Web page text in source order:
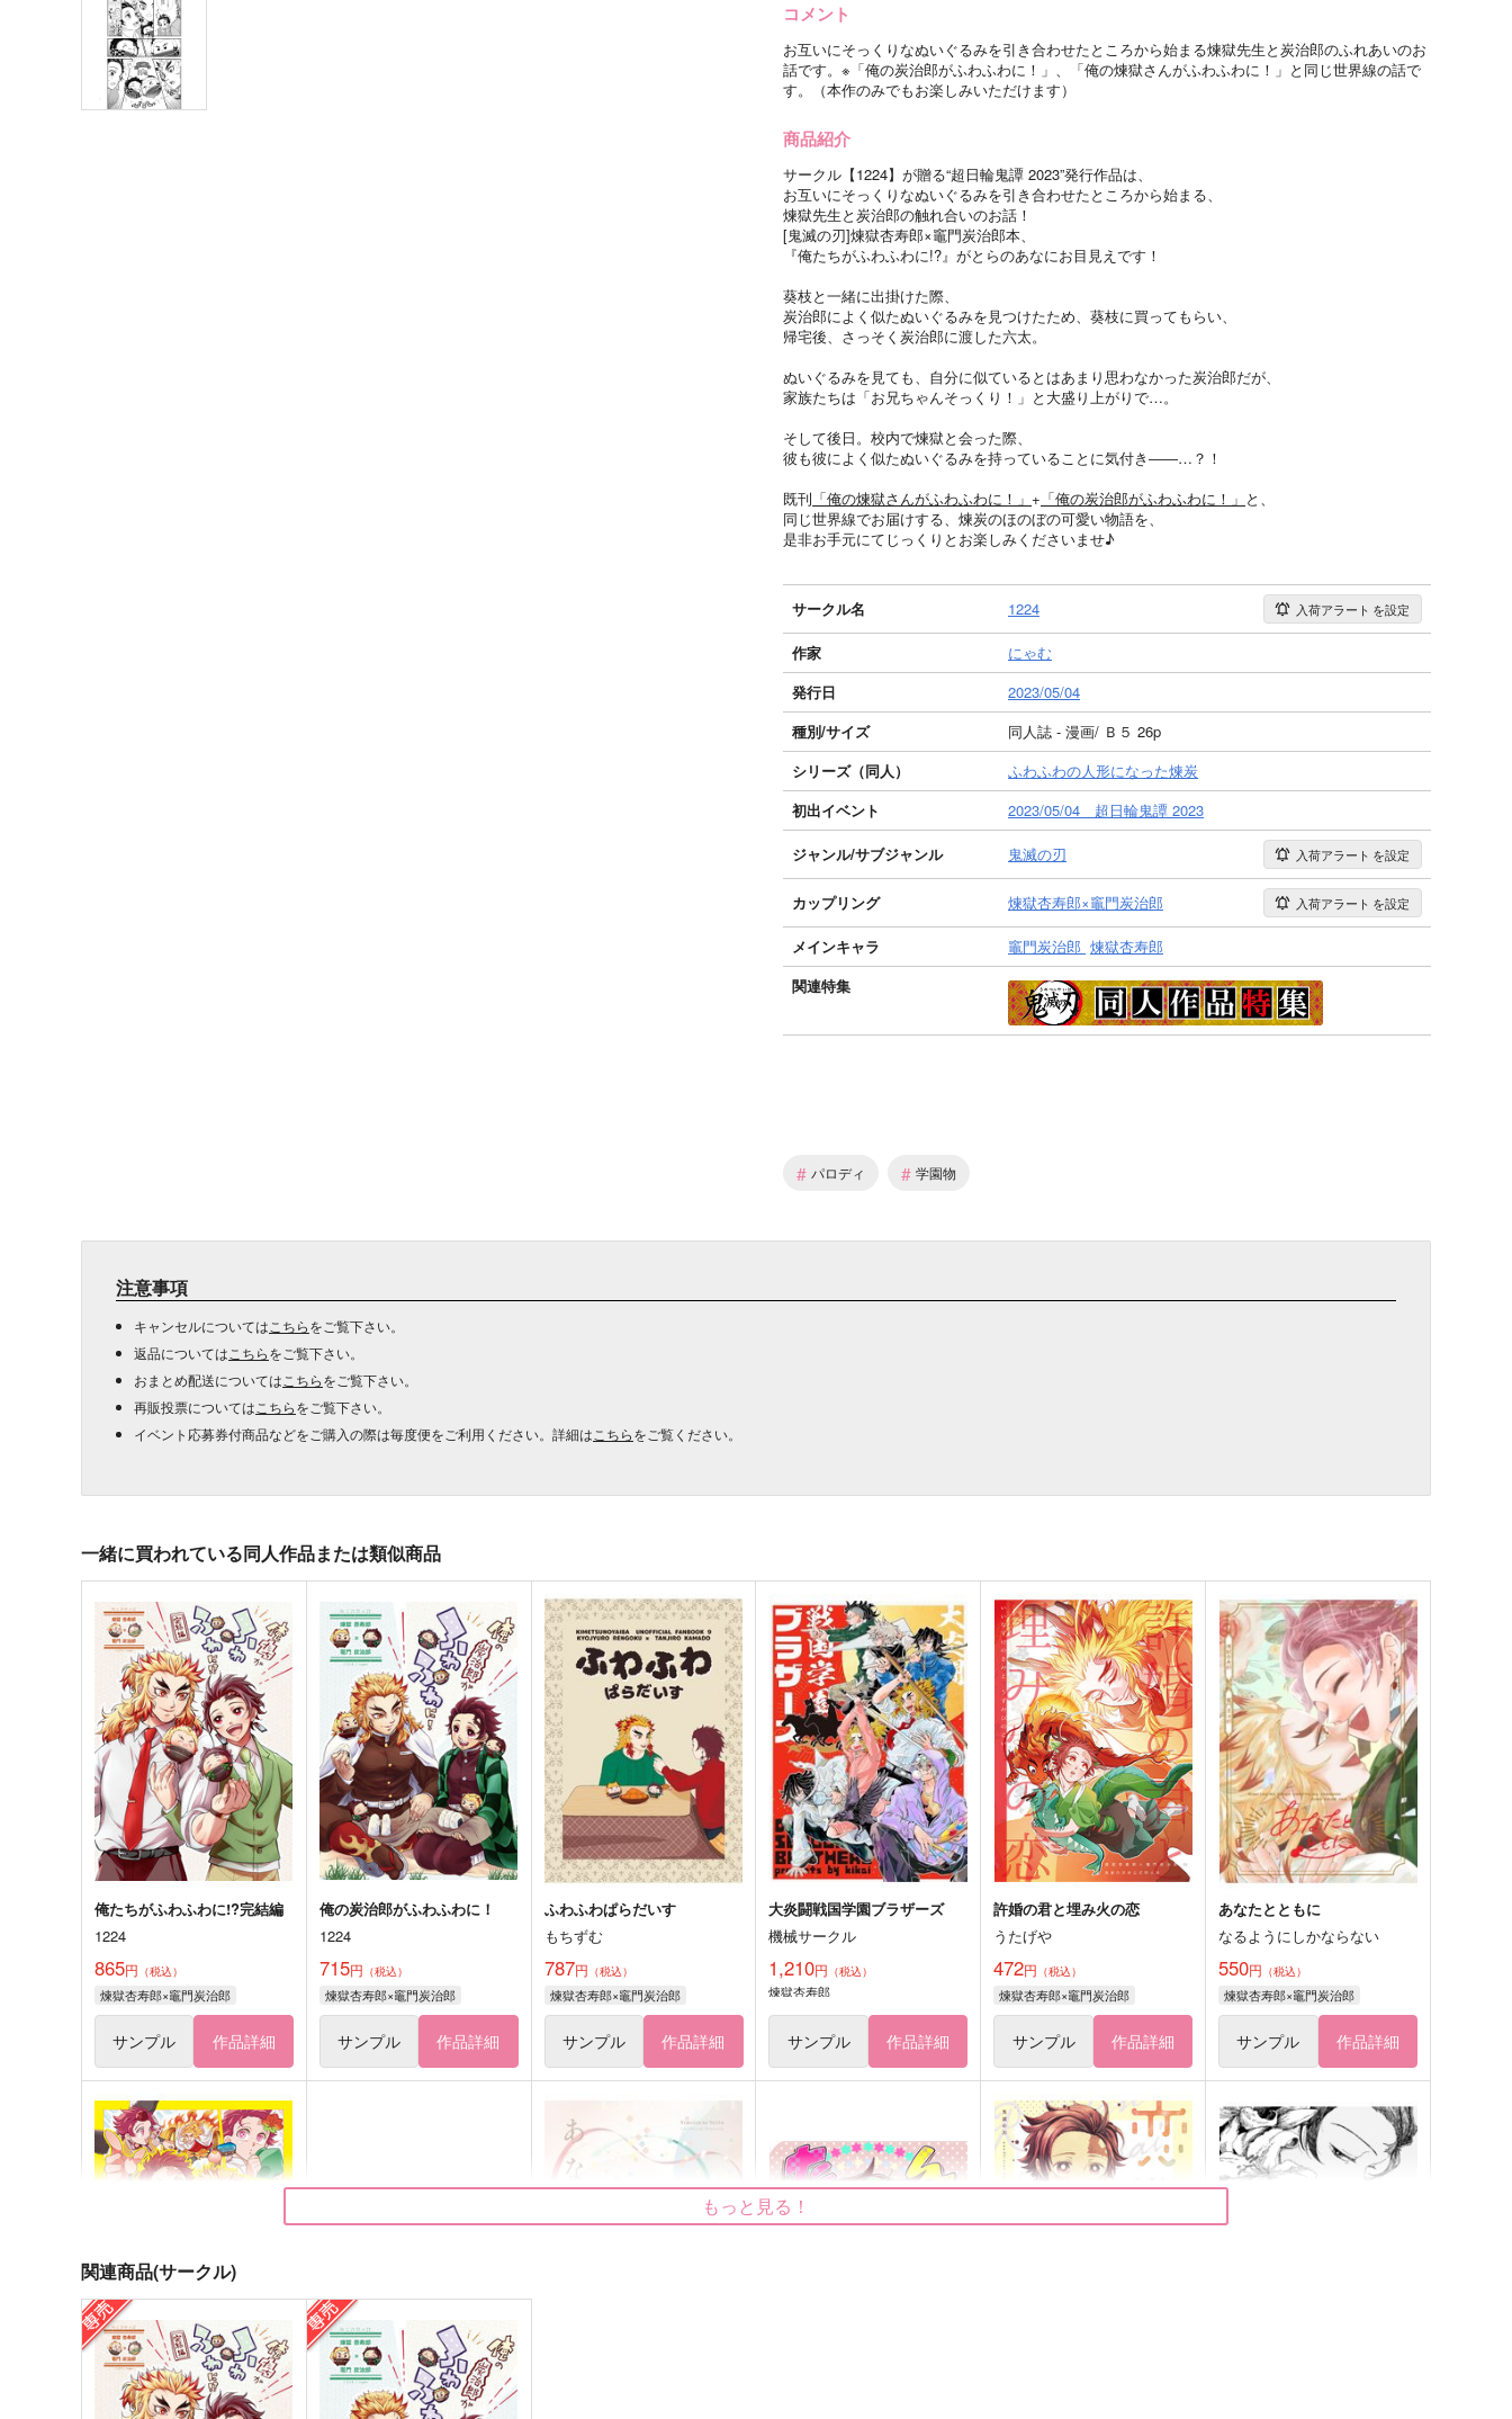
コメント
お互いにそっくりなぬいぐるみを引き合わせたところから始まる煉獄先生と炭治郎のふれあいのお
話です。※「俺の炭治郎がふわふわに！」、「俺の煉獄さんがふわふわに！」と同じ世界線の話で
す。（本作のみでもお楽しみいただけます）
商品紹介
サークル【1224】が贈る“超日輪鬼譚 2023”発行作品は、
お互いにそっくりなぬいぐるみを引き合わせたところから始まる、
煉獄先生と炭治郎の触れ合いのお話！
[鬼滅の刃]煉獄杏寿郎×竈門炭治郎本、
『俺たちがふわふわに!?』がとらのあなにお目見えです！
葵枝と一緒に出掛けた際、
炭治郎によく似たぬいぐるみを見つけたため、葵枝に買ってもらい、
帰宅後、さっそく炭治郎に渡した六太。
ぬいぐるみを見ても、自分に似ているとはあまり思わなかった炭治郎だが、
家族たちは「お兄ちゃんそっくり！」と大盛り上がりで…。
そして後日。校内で煉獄と会った際、
彼も彼によく似たぬいぐるみを持っていることに気付き――…？！
既刊 「俺の煉獄さんがふわふわに！」 + 「俺の炭治郎がふわふわに！」 と、
同じ世界線でお届けする、煉炭のほのぼの可愛い物語を、
是非お手元にてじっくりとお楽しみくださいませ♪
サークル名 1224 入荷アラート を設定
作家
にゃむ
発行日
2023/05/04
種別/サイズ
同人誌 - 漫画/ Ｂ５ 26p
シリーズ（同人）
ふわふわの人形になった煉炭
初出イベント
2023/05/04 超日輪鬼譚 2023
ジャンル/サブジャンル 鬼滅の刃 入荷アラート を設定
カップリング 煉獄杏寿郎×竈門炭治郎 入荷アラート を設定
メインキャラ 竈門炭治郎 煉獄杏寿郎
関連特集
# パロディ # 学園物
注意事項
キャンセルについては こちらをご覧下さい。
返品については こちらをご覧下さい。
おまとめ配送については こちらをご覧下さい。
再販投票については こちらをご覧下さい。
イベント応募券付商品などをご購入の際は毎度便をご利用ください。詳細は こちらをご覧ください。
一緒に買われている同人作品または類似商品
俺たちがふわふわに!?完結編
1224
865円 （税込）
煉獄杏寿郎×竈門炭治郎
サンプル 作品詳細
俺の炭治郎がふわふわに！
1224
715円 （税込）
煉獄杏寿郎×竈門炭治郎
サンプル 作品詳細
ふわふわぱらだいす
もちずむ
787円 （税込）
煉獄杏寿郎×竈門炭治郎
サンプル 作品詳細
大炎闘戦国学園ブラザーズ
機械サークル
1,210円 （税込）
煉獄杏寿郎
サンプル 作品詳細
許婚の君と埋み火の恋
うたげや
472円 （税込）
煉獄杏寿郎×竈門炭治郎
サンプル 作品詳細
あなたとともに
なるようにしかならない
550円 （税込）
煉獄杏寿郎×竈門炭治郎
サンプル 作品詳細
出張！アソートメント
證明寫眞
もっと見る！
関連商品(サークル)